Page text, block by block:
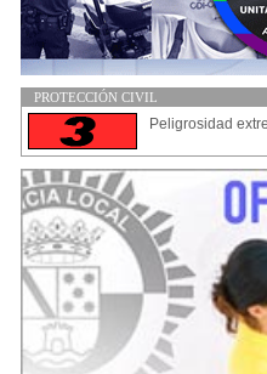
PROTECCIÓN CIVIL
Peligrosidad